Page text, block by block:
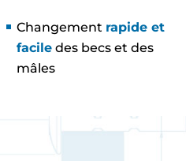
Changement rapide et
facile des becs et des
mâles